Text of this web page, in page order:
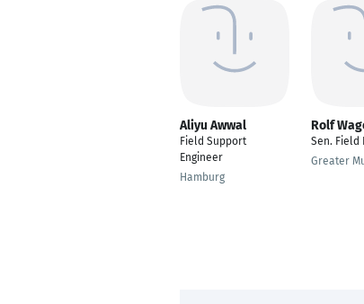
Aliyu Awwal
Field Support
Engineer
Hamburg
Rolf
Sen. Field
Greater